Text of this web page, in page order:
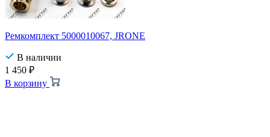
Ремкомплект 5000010067, JRONE
В наличии
1 450 ₽
В корзину